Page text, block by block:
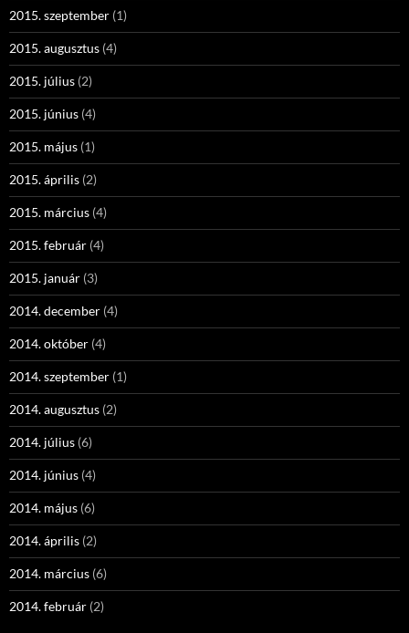
2015. szeptember (1)
2015. augusztus (4)
2015. július (2)
2015. június (4)
2015. május (1)
2015. április (2)
2015. március (4)
2015. február (4)
2015. január (3)
2014. december (4)
2014. október (4)
2014. szeptember (1)
2014. augusztus (2)
2014. július (6)
2014. június (4)
2014. május (6)
2014. április (2)
2014. március (6)
2014. február (2)